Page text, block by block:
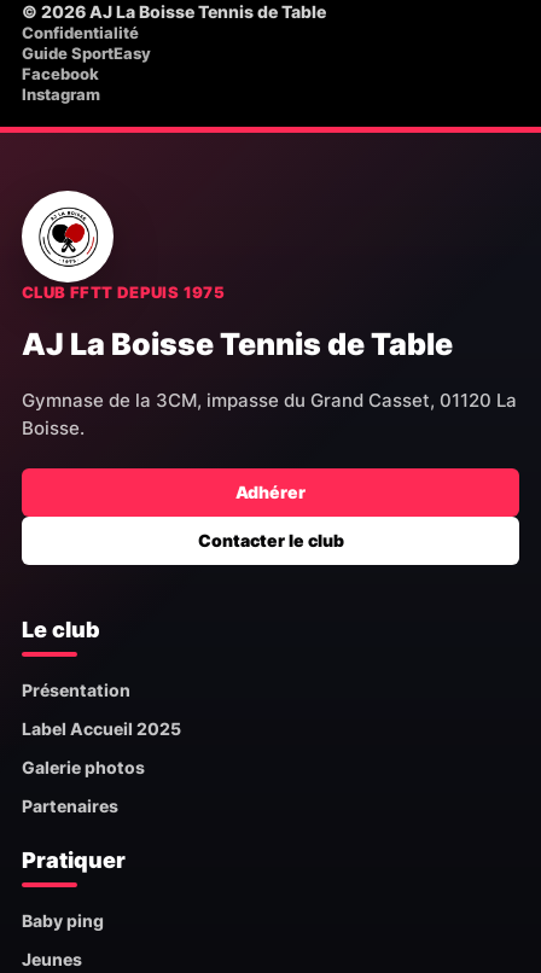
© 2026 AJ La Boisse Tennis de Table
Confidentialité
Guide SportEasy
Facebook
Instagram
CLUB FFTT DEPUIS 1975
AJ La Boisse Tennis de Table
Gymnase de la 3CM, impasse du Grand Casset, 01120 La
Boisse.
Adhérer
Contacter le club
Le club
Présentation
Label Accueil 2025
Galerie photos
Partenaires
Pratiquer
Baby ping
Jeunes